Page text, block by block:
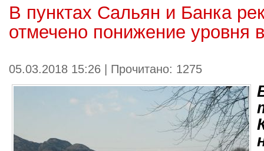
В пунктах Сальян и Банка
отмечено понижение уровня
05.03.2018 15:26 | Прочитано: 1275